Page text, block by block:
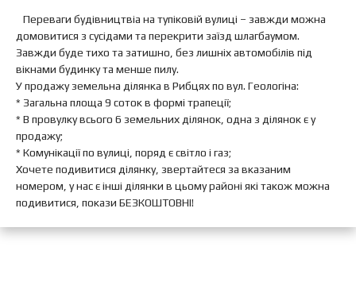
Переваги будівництвіа на тупіковій вулиці – завжди можна
домовитися з сусідами та перекрити заїзд шлагбаумом.
Завжди буде тихо та затишно, без лишніх автомобілів під
вікнами будинку та менше пилу.
У продажу земельна ділянка в Рибцях по вул. Геологіна:
* Загальна площа 9 соток в формі трапеції;
* В провулку всього 6 земельних ділянок, одна з ділянок є у
продажу;
* Комунікації по вулиці, поряд є світло і газ;
Хочете подивитися ділянку, звертайтеся за вказаним
номером, у нас є інші ділянки в цьому районі які також можна
подивитися, покази БЕЗКОШТОВНІ!